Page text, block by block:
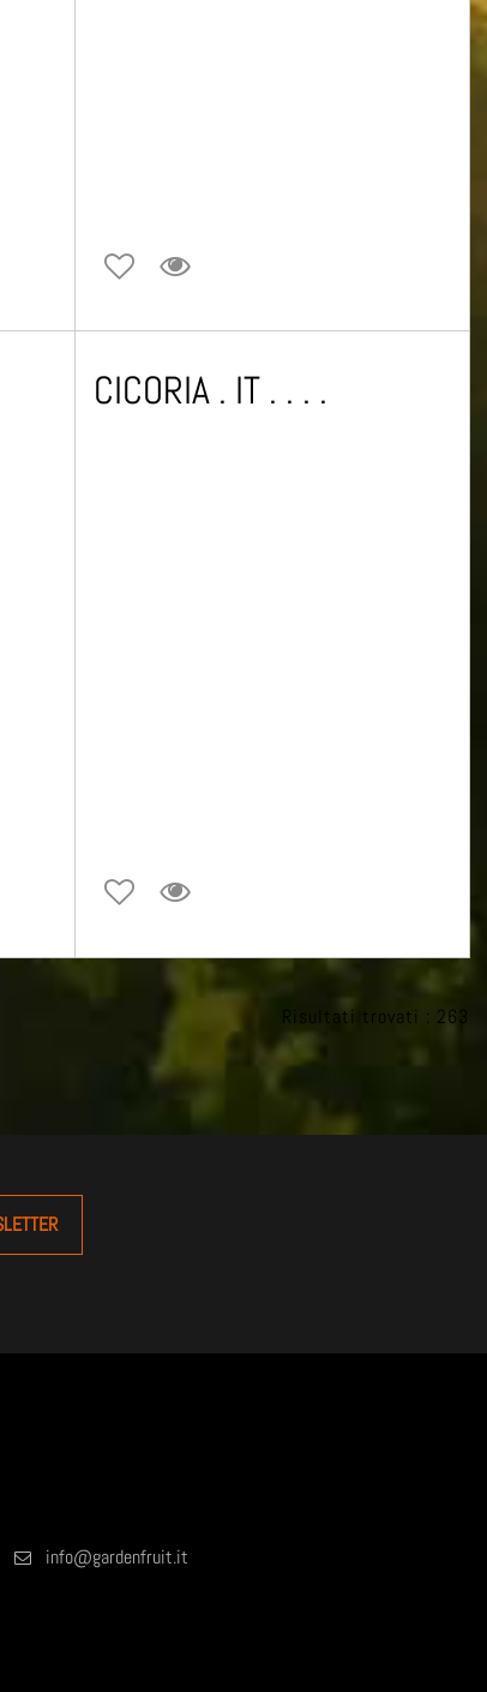
CICORIA . IT . . . .
Risultati trovati : 263
info@gardenfruit.it